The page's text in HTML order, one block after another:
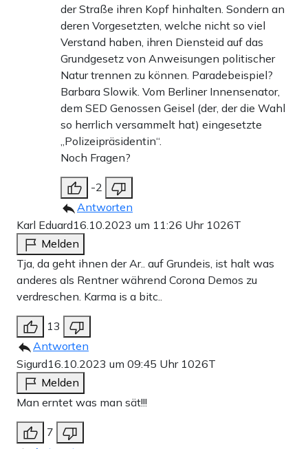
der Straße ihren Kopf hinhalten. Sondern an
deren Vorgesetzten, welche nicht so viel
Verstand haben, ihren Diensteid auf das
Grundgesetz von Anweisungen politischer
Natur trennen zu können. Paradebeispiel?
Barbara Slowik. Vom Berliner Innensenator,
dem SED Genossen Geisel (der, der die Wahl
so herrlich versammelt hat) eingesetzte
„Polizeipräsidentin“.
Noch Fragen?
-2
Antworten
Karl Eduard16.10.2023 um 11:26 Uhr 1026T
Melden
Tja, da geht ihnen der Ar.. auf Grundeis, ist halt was
anderes als Rentner während Corona Demos zu
verdreschen. Karma is a bitc..
13
Antworten
Sigurd16.10.2023 um 09:45 Uhr 1026T
Melden
Man erntet was man sät!!!
7